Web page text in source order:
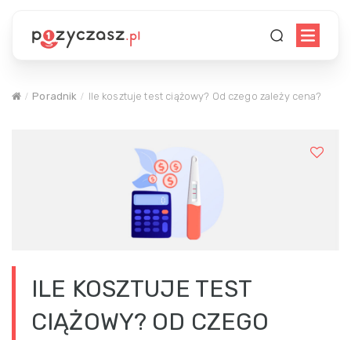
Poradnik Ile kosztuje test ciążowy? Od czego zależy cena?
ILE KOSZTUJE TEST
CIĄŻOWY? OD CZEGO